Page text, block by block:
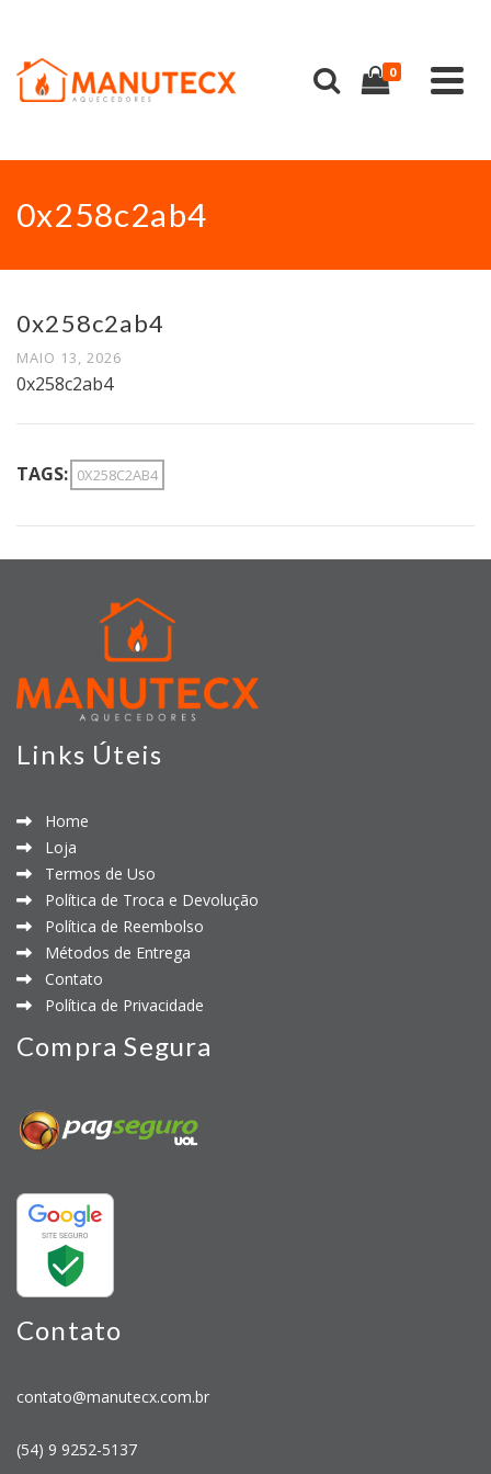
0
0x258c2ab4
0x258c2ab4
MAIO 13, 2026
0x258c2ab4
TAGS: 0X258C2AB4
Links Úteis
Home
Loja
Termos de Uso
Política de Troca e Devolução
Política de Reembolso
Métodos de Entrega
Contato
Política de Privacidade
Compra Segura
Contato
contato@manutecx.com.br
(54) 9 9252-5137